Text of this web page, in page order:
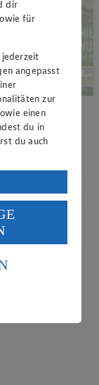
dir
für
angepasst
zur
einen
du in
du auch
in den
im Sinne
dass deine
EuGH sieht
an.
findest du